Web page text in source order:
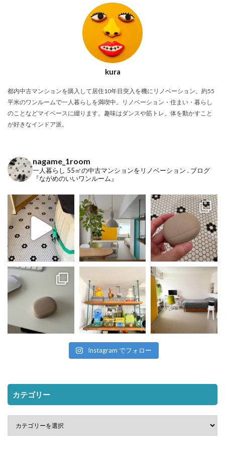
kura
都内中古マンションを購入して居住10年目突入を機にリノベーション。約55
平米のワンルームで一人暮らしを満喫中。リノベーション・住まい・暮らし
のことなどマイペースに綴ります。趣味はダンスや筋トレ。体を動かすこと
が好きなインドア派。
nagame_1room
一人暮らし 55㎡の中古マンションをリノベーション . ブログ
『ながめのいいワンルーム』
Instagram でフォロー
カテゴリー